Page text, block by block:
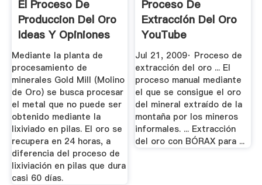
El Proceso De
Produccion Del Oro
Ideas Y Opiniones
...
Mediante la planta de
procesamiento de
minerales Gold Mill (Molino
de Oro) se busca procesar
el metal que no puede ser
obtenido mediante la
lixiviado en pilas. El oro se
recupera en 24 horas, a
diferencia del proceso de
lixiviación en pilas que dura
casi 60 días.
Proceso De
Extracción Del Oro
YouTube
Jul 21, 2009· Proceso de
extracción del oro ... El
proceso manual mediante
el que se consigue el oro
del mineral extraído de la
montaña por los mineros
informales. ... Extracción
del oro con BÓRAX para ...